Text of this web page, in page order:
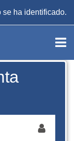
se ha identificado.